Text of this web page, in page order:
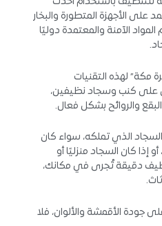
على الأجهزة المتطورة والبخار
الآمنة والمعتمدة دوليًا
لهذه التقنيات
على كنب وسجاد نظيفين،
والروائح بشكل فعال.
الذي تملكه، سواء كان
إذا كان السجاد منزليًا أو
دقيقة تُجرى في مكانك،
جودة الأقمشة والألوان، فلا